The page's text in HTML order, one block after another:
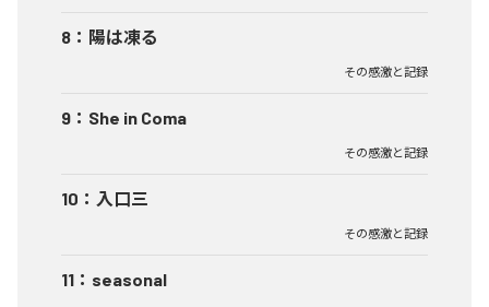
8 ： 陽は凍る
その感激と記録
9 ： She in Coma
その感激と記録
10 ： 入口三
その感激と記録
11 ： seasonal